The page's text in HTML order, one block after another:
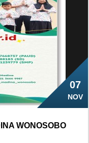
07
NOV
WONOSOBO